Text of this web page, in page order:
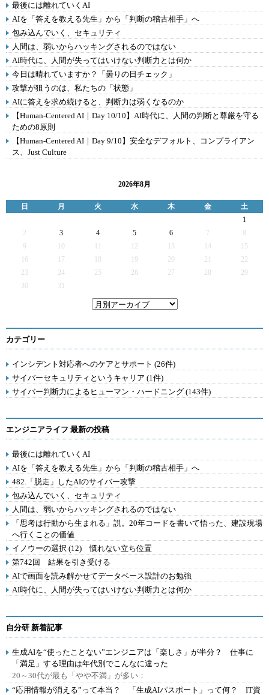
最後には離れていくAI
AIを「答えを教える先生」から「判断の稽古相手」へ
包み込んでいく、セキュリティ
人間は、弱いからハッキングされるのではない
AI時代に、人間が失ってはいけない判断力とは何か
今日は晴れていますか？「曇りの日チェック」
攻撃が狙うのは、私たちの「状態」
AIに答えを求め続けると、判断力は弱くなるのか
【Human-Centered AI｜Day 10/10】AI時代に、人間の判断と尊厳を守る
ための8原則
【Human-Centered AI｜Day 9/10】安全なデフォルト、コンプライアン
ス、Just Culture
2026年8月
日 月 火 水 木 金
土
1
2
3 4 5 6 7
9
12 13 14
15
16
17 19 20 21
22
23
24 25 26 27 28
29
30
31
カテゴリー
インシデント対応者へのケアとサポート (26件)
サイバーセキュリティというキャリア (1件)
サイバー判断力によるヒューマン・ハードニング (143件)
エンジニアライフ 最新の投稿
最後には離れていくAI
AIを「答えを教える先生」から「判断の稽古相手」へ
482.「脱走」したAIのサイバー攻撃
包み込んでいく、セキュリティ
人間は、弱いからハッキングされるのではない
「思考は行動から生まれる」説。20年コードを書いて悟った、建設現場
へ行くことの価値
イノウーの選択 (12) 慣れない立ち位置
第742回 結果を引き受ける
AIで画面を読み解かせてデータベース設計のお勉強
AI時代に、人間が失ってはいけない判断力とは何か
自分研 新着記事
生成AIを“使ったことない”エンジニアは「楽しさ」が半分？ 仕事に
「満足」する理由は年代別でこんなに違った
20～30代が最も「やや不満」が多い：
“応用情報が消える”って本当？ 「生成AIパスポート」って何？ IT資